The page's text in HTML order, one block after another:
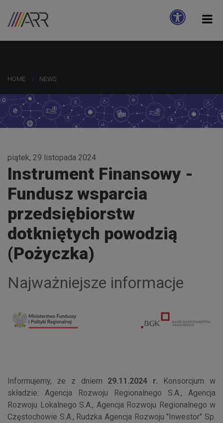
HOME NEWS
piątek, 29 listopada 2024
Instrument Finansowy -
Fundusz wsparcia
przedsiębiorstw
dotkniętych powodzią
(Pożyczka)
Najważniejsze informacje
Informujemy, że z dniem 29.11.2024 r. Konsorcjum w
składzie: Agencja Rozwoju Regionalnego S.A., Agencja
Rozwoju Lokalnego S.A., Agencja Rozwoju Regionalnego w
Częstochowie S.A., Rudzka Agencja Rozwoju "Inwestor" Sp.